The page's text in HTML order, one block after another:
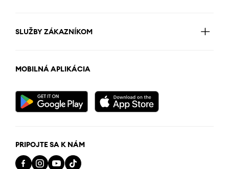
SLUŽBY ZÁKAZNÍKOM
MOBILNÁ APLIKÁCIA
PRIPOJTE SA K NÁM